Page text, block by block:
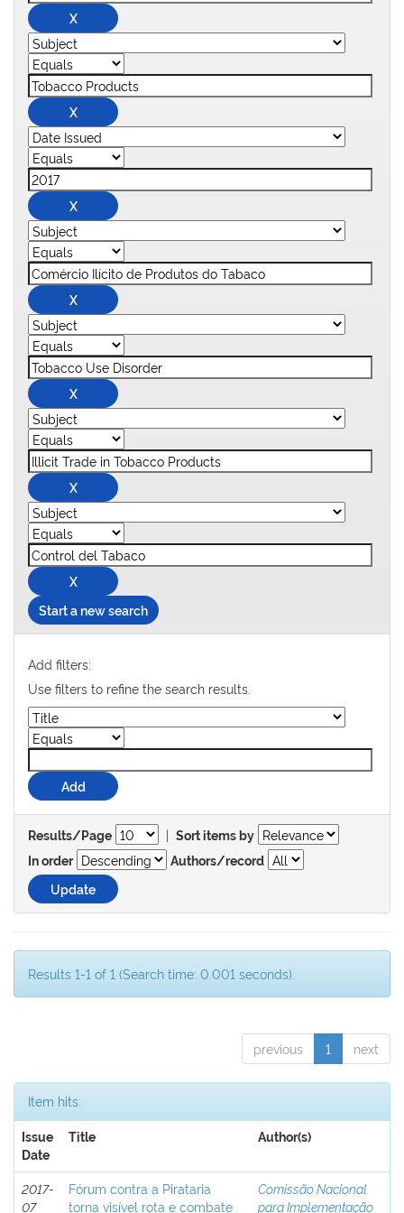
Start a new search
Add filters:
Use filters to refine the search results.
Results/Page | Sort items by
In order
Authors/record
Results 1-1 of 1 (Search time: 0.001 seconds).
previous 1 next
Item hits:
Issue
Date
Title Author(s)
2017-
07
Fórum contra a Pirataria
torna visível rota e combate
Comissão Nacional
para Implementação